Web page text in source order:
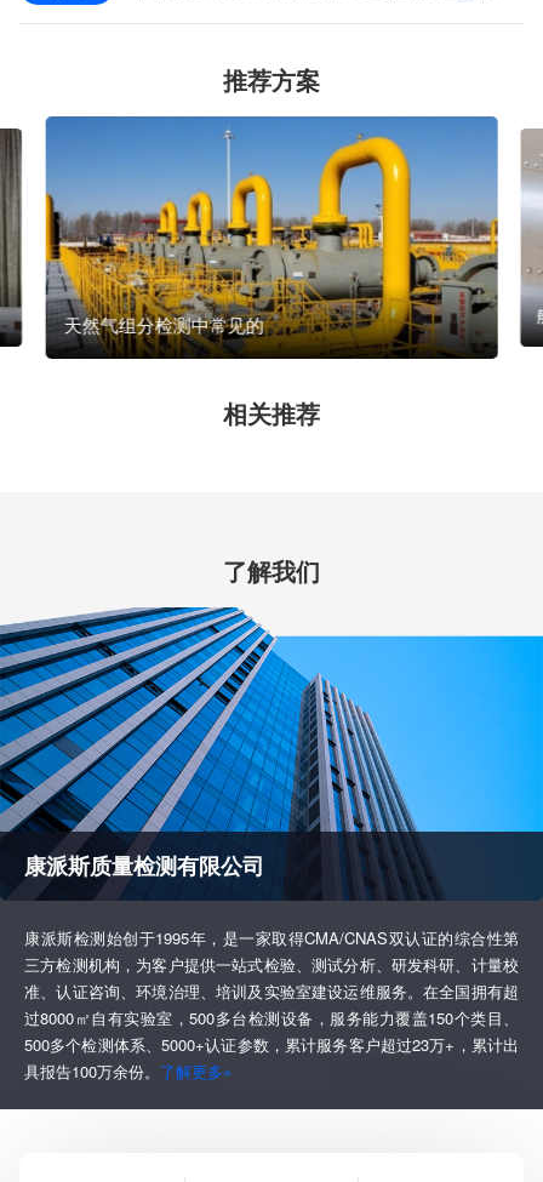
推荐方案
天然气组分检测中常见的
相关推荐
了解我们
康派斯质量检测有限公司
康派斯检测始创于1995年，是一家取得CMA/CNAS双认证的综合性第
三方检测机构，为客户提供一站式检验、测试分析、研发科研、计量校
准、认证咨询、环境治理、培训及实验室建设运维服务。在全国拥有超
过8000㎡自有实验室，500多台检测设备，服务能力覆盖150个类目、
500多个检测体系、5000+认证参数，累计服务客户超过23万+，累计出
具报告100万余份。 了解更多»